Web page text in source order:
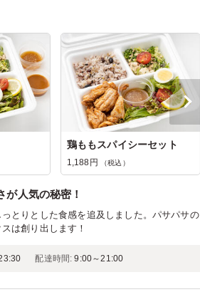
鶏ももスパイシーセット
1,188円 （税込）
人気の秘密！
とりとした食感を追及しました。パサパサの
は創り出します！
配達時間: 9:00～21:00